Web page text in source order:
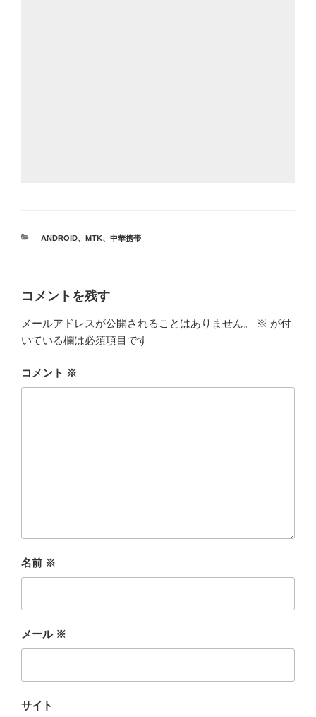
カ
ANDROID、 MTK、 中華携帯
コメントを残す
メールアドレスが公開されることはありません。 ※ が付
いている欄は必須項目です
コメント ※
名前 ※
メール ※
サイト